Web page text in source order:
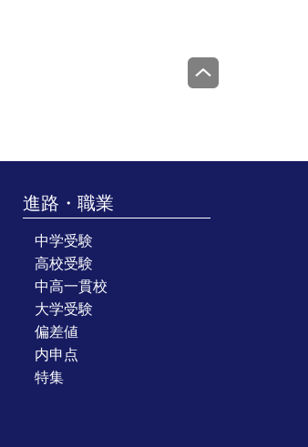
進路・職業
中学受験
高校受験
中高一貫校
大学受験
偏差値
内申点
特集